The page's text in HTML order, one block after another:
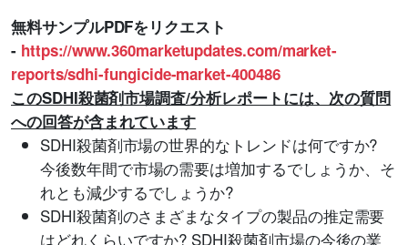
無料サンプルPDFをリクエスト
- https://www.360marketupdates.com/market-
reports/sdhi-fungicide-market-400486
このSDHI殺菌剤市場調査/分析レポートには、次の質問
への回答が含まれています
SDHI殺菌剤市場の世界的なトレンドは何ですか?
今後数年間で市場の需要は増加するでしょうか、そ
れとも減少するでしょうか?
SDHI殺菌剤のさまざまなタイプの製品の推定需要
はどれくらいですか? SDHI殺菌剤市場の今後の業